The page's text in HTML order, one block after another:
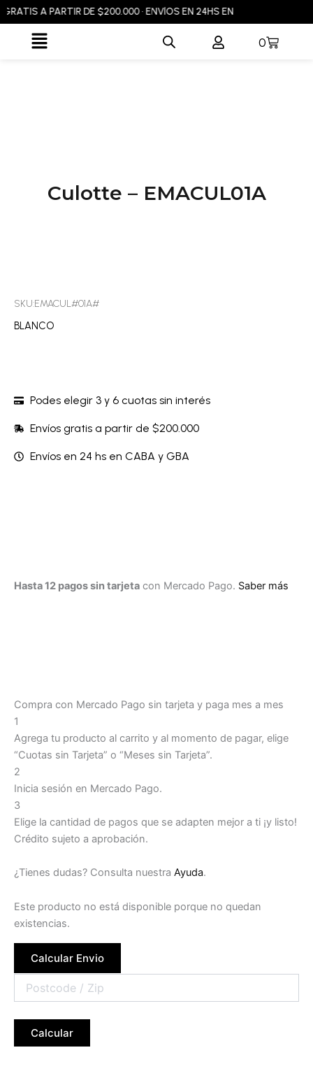
al
contenido
A PARTIR DE $200.000 • ENVÍOS EN 24HS EN CABA Y GBA •
Flyout
0
Carrito
Culotte – EMACUL01A
SKU:EMACUL#01A#
BLANCO
Podes elegir 3 y 6 cuotas sin interés
Envíos gratis a partir de $200.000
Envíos en 24 hs en CABA y GBA
Hasta 12 pagos sin tarjeta con Mercado Pago. Saber más
Compra con Mercado Pago sin tarjeta y paga mes a mes
1
Agrega tu producto al carrito y al momento de pagar, elige
“Cuotas sin Tarjeta” o “Meses sin Tarjeta”.
2
Inicia sesión en Mercado Pago.
3
Elige la cantidad de pagos que se adapten mejor a ti ¡y listo!
Crédito sujeto a aprobación.
¿Tienes dudas? Consulta nuestra Ayuda.
Este producto no está disponible porque no quedan
existencias.
Calcular Envio
Calcular